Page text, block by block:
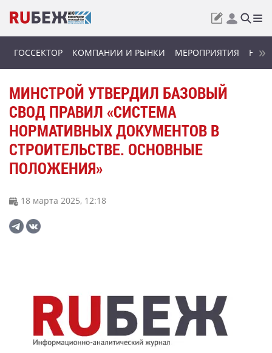
ГОССЕКТОР КОМПАНИИ И РЫНКИ МЕРОПРИЯТИЯ
МИНСТРОЙ УТВЕРДИЛ БАЗОВЫЙ
СВОД ПРАВИЛ «СИСТЕМА
НОРМАТИВНЫХ ДОКУМЕНТОВ В
СТРОИТЕЛЬСТВЕ. ОСНОВНЫЕ
ПОЛОЖЕНИЯ»
18 марта 2025, 12:18